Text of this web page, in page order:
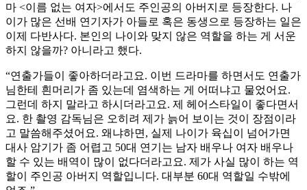
마 <이름 없는 여자>에서도 주인공의 아버지로 등장한다. 나
이가 많은 선배 연기자가 아들로 혹은 동생으로 등장하는 일은
이제 다반사다. 본인의 나이와 맞지 않은 역할을 하는 게 서운
하지 않을까? 아니라고 했다.
“연출가들이 좋아하더라고요. 이번 드라마를 하면서도 연출가
님한테 흰머리가 좀 있는데 염색하는 게 어떠냐고 물었어요.
그런데 하지 말라고 하시더라고요. 제 헤어스타일이 좋다면서
요. 한 촬영 감독님은 오히려 제가 늙어 보이는 것이 장점이라
고 말씀해주셨어요. 왜냐하면, 실제 나이가 육십이 넘어가면
대사 암기가 좀 어렵고 50대 연기는 남자 배우나 여자 배우나
할 수 있는 배역이 많이 없다더라고요. 제가 사실 많이 하는 역
할이 주인공 아버지 역할입니다. 대부분 60대 역할일 수밖에